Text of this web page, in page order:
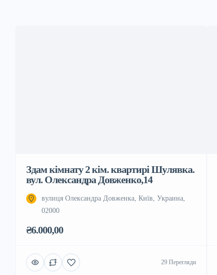
Здам кімнату 2 кім. квартирі Шулявка.
вул. Олександра Довженко,14
вулиця Олександра Довженка, Київ, Украина,
02000
₴6.000,00
29 Перегляди